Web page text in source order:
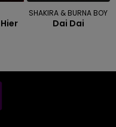
SHAKIRA & BURNA BOY
Dai Dai